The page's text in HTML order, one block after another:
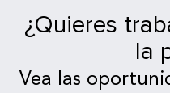
¿Quieres
la
Vea las